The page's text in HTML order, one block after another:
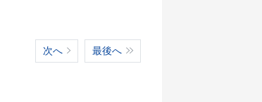
次へ 最後へ